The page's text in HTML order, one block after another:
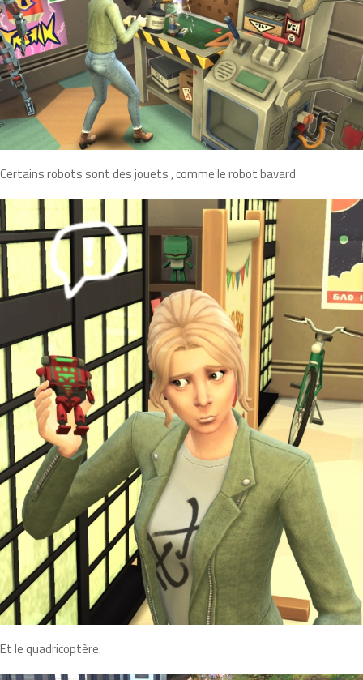
Certains robots sont des jouets , comme le robot bavard
Et le quadricoptère.